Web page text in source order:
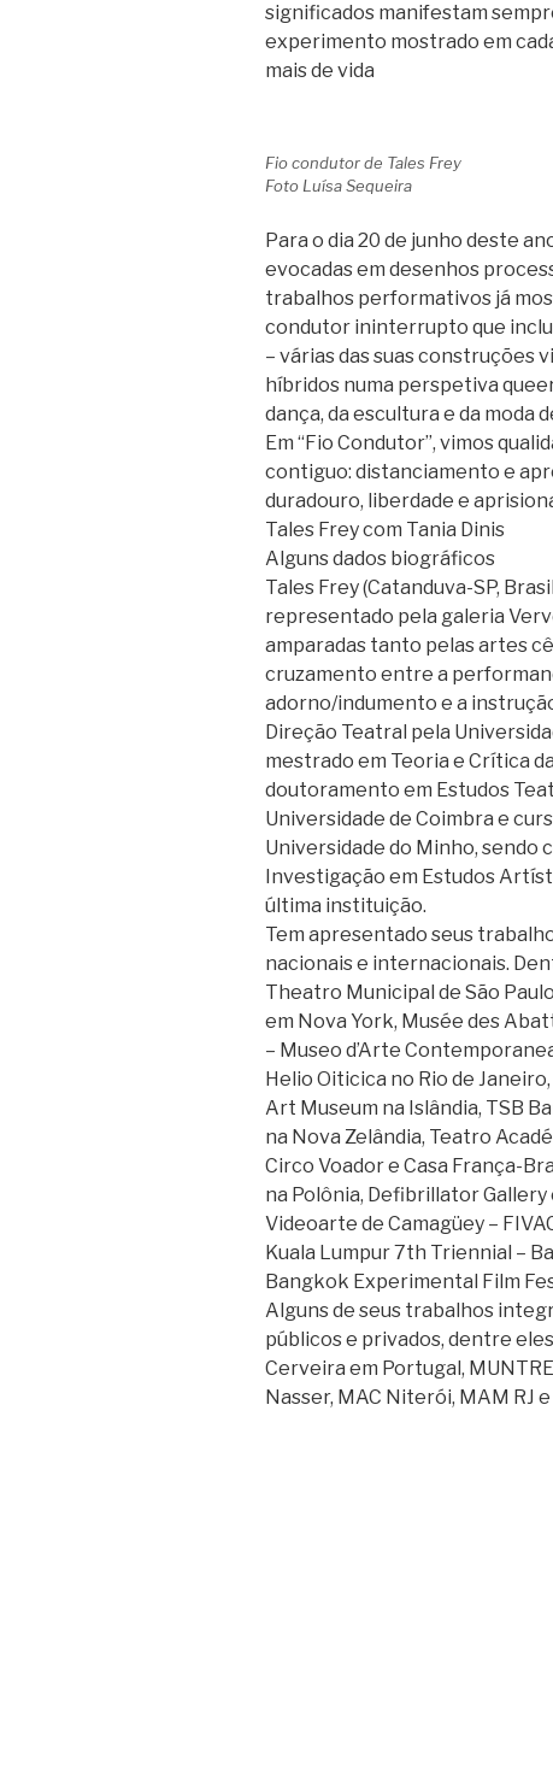
significados manifestam
experimento mostrado em
mais de vida
Fio condutor de Tales Frey
Foto Luísa Sequeira
Para o dia 20 de junho deste
evocadas em desenhos
trabalhos performativos já
condutor ininterrupto que
– várias das suas construções
híbridos numa perspetiva
dança, da escultura e da moda
Em “Fio Condutor”, vimos
contiguo: distanciamento e
duradouro, liberdade e
Tales Frey com Tania Dinis
Alguns dados biográficos
Tales Frey (Catanduva-SP,
representado pela galeria
amparadas tanto pelas artes
cruzamento entre a
adorno/indumento e a
Direção Teatral pela
mestrado em Teoria e Crítica
doutoramento em Estudos
Universidade de Coimbra e
Universidade do Minho, sendo
Investigação em Estudos
última instituição.
Tem apresentado seus
nacionais e internacionais.
Theatro Municipal de São
em Nova York, Musée des
– Museo d’Arte
Helio Oiticica no Rio de
Art Museum na Islândia, TSB
na Nova Zelândia, Teatro
Circo Voador e Casa França-
na Polônia, Defibrillator
Videoarte de Camagüey –
Kuala Lumpur 7th Triennial –
Bangkok Experimental Film
Alguns de seus trabalhos
públicos e privados, dentre
Cerveira em Portugal,
Nasser, MAC Niterói, MAM RJ